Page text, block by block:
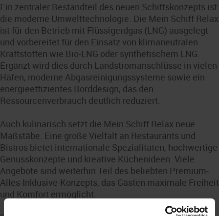
Ein zentraler Bestandteil des neuen Schiffskonzepts ist
die moderne Umwelttechnologie. Die Mein Schiff Relax
ist für den Betrieb mit Flüssigerdgas (LNG) ausgelegt
und vorbereitet für den Einsatz von klimaneutralen
Kraftstoffen wie Bio-LNG oder synthetischem LNG.
Ergänzt wird dies durch Landstromanschlüsse in vielen
Häfen, moderne Abgasreinigungssysteme sowie ein
energieeffizientes Borddesign, das den
Ressourcenverbrauch deutlich reduziert.
Auch kulinarisch setzt die Mein Schiff Relax neue
Maßstäbe. Eine große Vielfalt an Restaurants und
Bistros bietet internationale Spezialitäten, hochwertige
Genusskonzepte und kreative Küchenideen. Viele
Angebote sind weiterhin Teil des beliebten Premium-
Alles-Inklusive-Konzepts, das Gästen maximale Freiheit
und Komfort ermöglicht.